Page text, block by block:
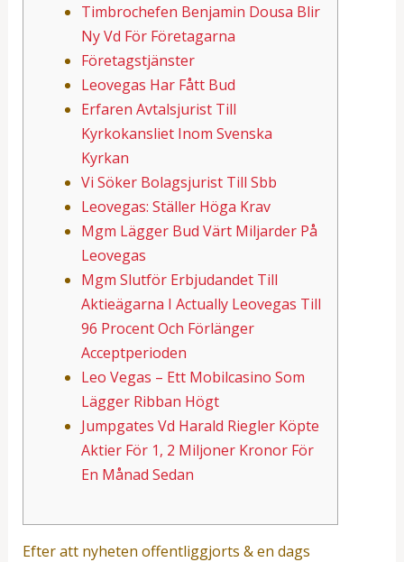
Timbrochefen Benjamin Dousa Blir
Ny Vd För Företagarna
Företagstjänster
Leovegas Har Fått Bud
Erfaren Avtalsjurist Till
Kyrkokansliet Inom Svenska
Kyrkan
Vi Söker Bolagsjurist Till Sbb
Leovegas: Ställer Höga Krav
Mgm Lägger Bud Värt Miljarder På
Leovegas
Mgm Slutför Erbjudandet Till
Aktieägarna I Actually Leovegas Till
96 Procent Och Förlänger
Acceptperioden
Leo Vegas – Ett Mobilcasino Som
Lägger Ribban Högt
Jumpgates Vd Harald Riegler Köpte
Aktier För 1, 2 Miljoner Kronor För
En Månad Sedan
Efter att nyheten offentliggjorts & en dags